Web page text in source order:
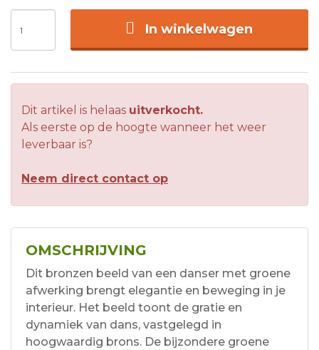
In winkelwagen
Dit artikel is helaas uitverkocht.
Als eerste op de hoogte wanneer het weer
leverbaar is?
Neem direct contact op
OMSCHRIJVING
Dit bronzen beeld van een danser met groene
afwerking brengt elegantie en beweging in je
interieur. Het beeld toont de gratie en
dynamiek van dans, vastgelegd in
hoogwaardig brons. De bijzondere groene